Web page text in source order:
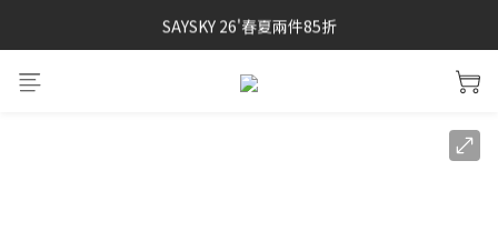
SAYSKY 26'春夏兩件85折
SAYSKY 26'春夏兩件85折
SOAR running 頂級登場